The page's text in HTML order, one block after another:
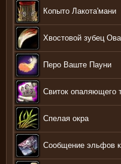
Копыто Лакота'мани
Хвостовой зубец
Перо Ваште Пауни
Свиток опаляющего
Спелая окра
Сообщение эльфов